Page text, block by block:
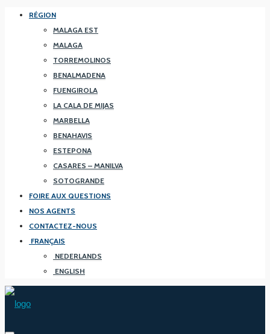
RÉGION
MALAGA EST
MALAGA
TORREMOLINOS
BENALMADENA
FUENGIROLA
LA CALA DE MIJAS
MARBELLA
BENAHAVIS
ESTEPONA
CASARES – MANILVA
SOTOGRANDE
FOIRE AUX QUESTIONS
NOS AGENTS
CONTACTEZ-NOUS
FRANÇAIS
NEDERLANDS
ENGLISH